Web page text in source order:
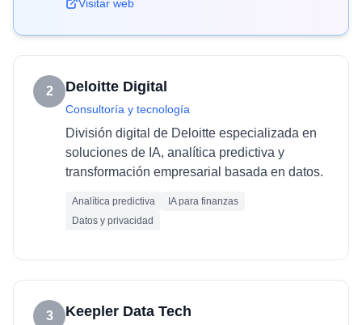
Visitar web
2 Deloitte Digital
Consultoría y tecnología
División digital de Deloitte especializada en
soluciones de IA, analítica predictiva y
transformación empresarial basada en datos.
Analítica predictiva
IA para finanzas
Datos y privacidad
3 Keepler Data Tech